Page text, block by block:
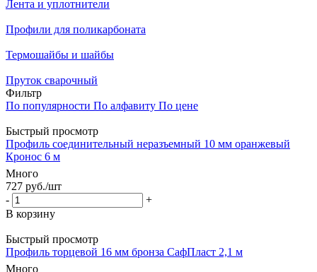
Лента и уплотнители
Профили для поликарбоната
Термошайбы и шайбы
Пруток сварочный
Фильтр
По популярности По алфавиту По цене
Быстрый просмотр
Профиль соединительный неразъемный 10 мм оранжевый
Кронос 6 м
Много
727 руб./шт
-
+
В корзину
Быстрый просмотр
Профиль торцевой 16 мм бронза СафПласт 2,1 м
Много